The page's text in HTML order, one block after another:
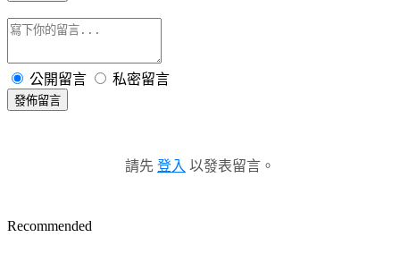
公開留言 私密留言
發佈留言
請先 登入 以發表留言。
Recommended